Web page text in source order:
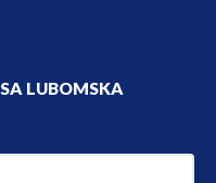
LUBOMSKA